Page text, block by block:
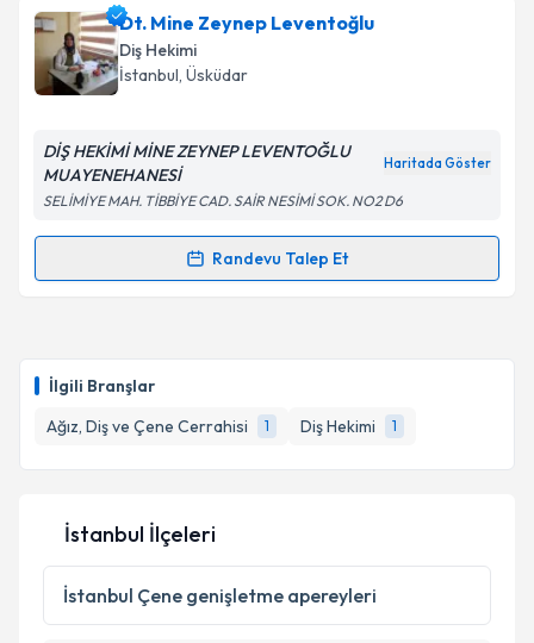
İlgili Branşlar
Ağız, Diş ve Çene Cerrahisi
1 Diş Hekimi 1
Dt. Mine Zeynep Leventoğlu
Diş Hekimi
İstanbul, Üsküdar
DİŞ HEKİMİ MİNE ZEYNEP LEVENTOĞLU
MUAYENEHANESİ
Haritada Göster
SELİMİYE MAH. TİBBİYE CAD. SAİR NESİMİ SOK. NO2 D6
Randevu Talep Et
Randevu Takvimi Talebi
için bir takvim hazırlandığında e-posta ile
bilgilendireceğiz.
E-posta Adresiniz
Kişisel verilerimin işlenmesine ilişkin
Metni'ni okudum ve kişisel verilerimin belirtilen
İstanbul İlçeleri
İstanbul Çene genişletme apereyleri